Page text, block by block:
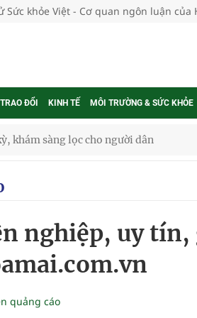
Sức khỏe Việt - Cơ quan ngôn luận của
ĐỔI KINH TẾ MÔI TRƯỜNG & SỨC KHỎE
cực hiệu quả
thực tế
ung thư
nghiệp, uy
quảng cáo